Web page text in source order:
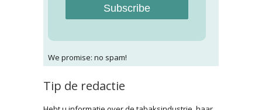
Subscribe
We promise: no spam!
Tip de redactie